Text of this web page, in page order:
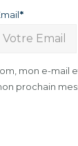
*
mon e-mail
prochain